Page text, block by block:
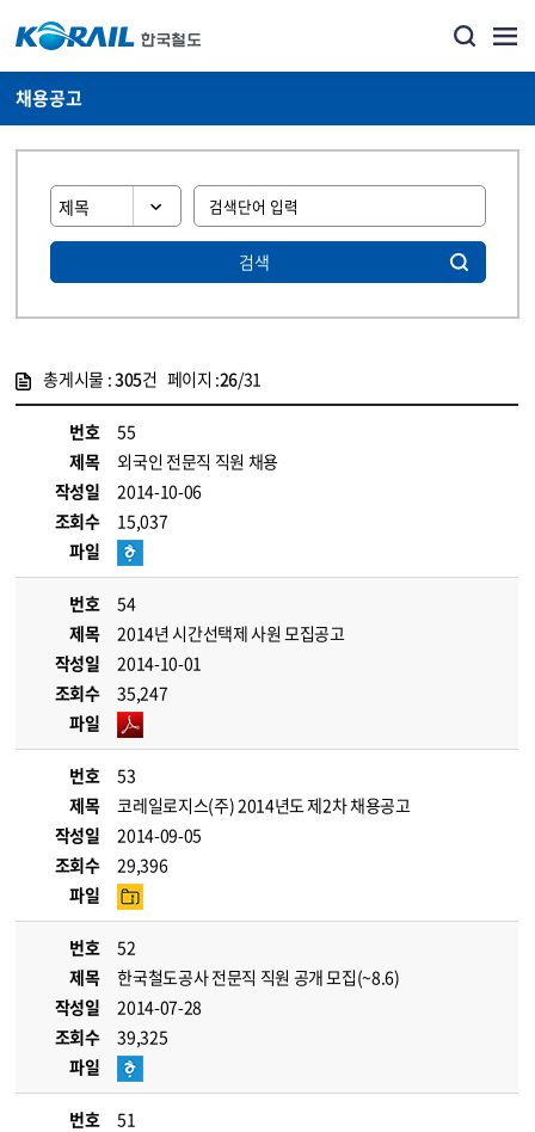
채용공고
검색
총게시물 :305건 페이지 :26/31
번호
55
제목
외국인 전문직 직원 채용
작성일
2014-10-06
조회수
15,037
파일
번호
54
제목
2014년 시간선택제 사원 모집공고
작성일
2014-10-01
조회수
35,247
파일
번호
53
제목
코레일로지스(주) 2014년도 제2차 채용공고
작성일
2014-09-05
조회수
29,396
파일
번호
52
제목
한국철도공사 전문직 직원 공개 모집(~8.6)
작성일
2014-07-28
조회수
39,325
파일
번호
51